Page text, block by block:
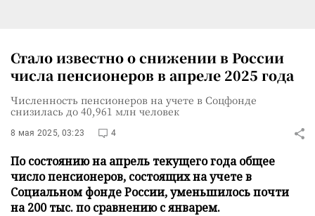
Стало известно о снижении в России
числа пенсионеров в апреле 2025 года
Численность пенсионеров на учете в Соцфонде
снизилась до 40,961 млн человек
8 мая 2025, 03:23 4
По состоянию на апрель текущего года общее
число пенсионеров, состоящих на учете в
Социальном фонде России, уменьшилось почти
на 200 тыс. по сравнению с январем.